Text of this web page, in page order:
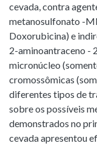
cevada, contra
metanosulfonato -
Doxorubicina) e
2-aminoantraceno -
micronúcleo
cromossômicas
diferentes tipos de
sobre os possíveis
demonstrados no
cevada apresentou